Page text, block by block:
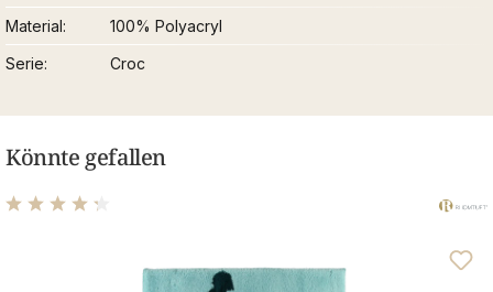
Material
100% Polyacryl
Serie
Croc
Könnte gefallen